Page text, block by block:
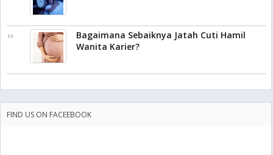
Bagaimana Sebaiknya Jatah Cuti Hamil
Wanita Karier?
FIND US ON FACEEBOOK